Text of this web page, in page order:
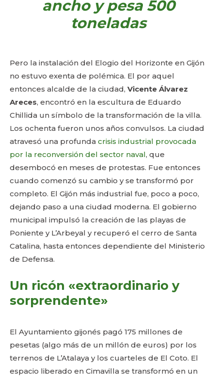
ancho y pesa 500
toneladas
Pero la instalación del Elogio del Horizonte en Gijón
no estuvo exenta de polémica. El por aquel
entonces alcalde de la ciudad, Vicente Álvarez
Areces, encontró en la escultura de Eduardo
Chillida un símbolo de la transformación de la villa.
Los ochenta fueron unos años convulsos. La ciudad
atravesó una profunda crisis industrial provocada
por la reconversión del sector naval, que
desembocó en meses de protestas. Fue entonces
cuando comenzó su cambio y se transformó por
completo. El Gijón más industrial fue, poco a poco,
dejando paso a una ciudad moderna. El gobierno
municipal impulsó la creación de las playas de
Poniente y L’Arbeyal y recuperó el cerro de Santa
Catalina, hasta entonces dependiente del Ministerio
de Defensa.
Un ricón «extraordinario y
sorprendente»
El Ayuntamiento gijonés pagó 175 millones de
pesetas (algo más de un millón de euros) por los
terrenos de L’Atalaya y los cuarteles de El Coto. El
espacio liberado en Cimavilla se transformó en un